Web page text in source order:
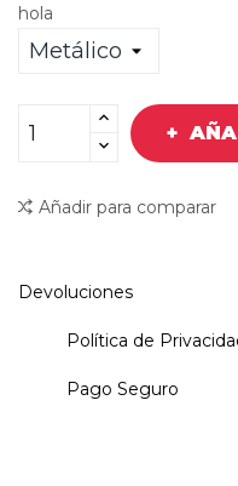
hola
Añadir para comparar
Devoluciones
Política de
Pago Seguro